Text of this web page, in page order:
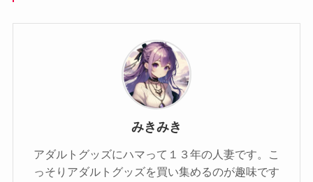
みきみき
アダルトグッズにハマって１３年の人妻です。こ
っそりアダルトグッズを買い集めるのが趣味です